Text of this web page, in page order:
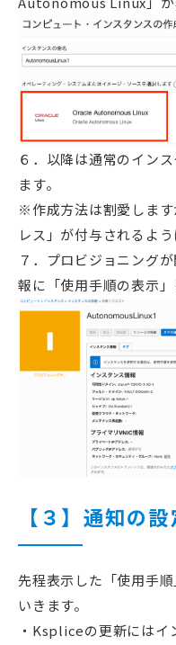
６．以降は通常のイン
ます。
※作成方法は割愛しま
レス」が付与されるよ
７．プロビジョニング
報に「使用手順の表示」
【３】通知の設
先程表示した「使用手
いきます。
Kspliceの更新にはイ